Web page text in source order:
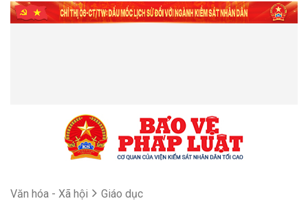
Văn hóa - Xã hội Giáo dục